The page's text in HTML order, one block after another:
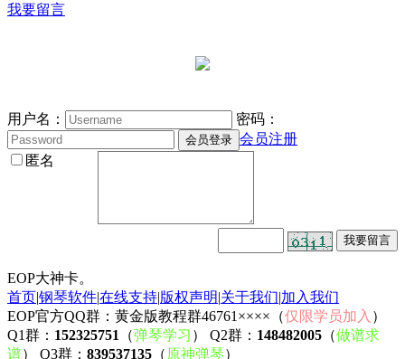
我要留言
用户名：
密码：
会员注册
匿名
EOP大神卡。
首页|钢琴软件|在线支持|版权声明|关于我们|加入我们
EOP官方QQ群：黄金版教程群46761××××（仅限学员加入 ）
Q1群： 152325751 （弹琴学习 ） Q2群： 148482005 （做谱求
谱） Q3群： 839537135 （ 原神弹琴）